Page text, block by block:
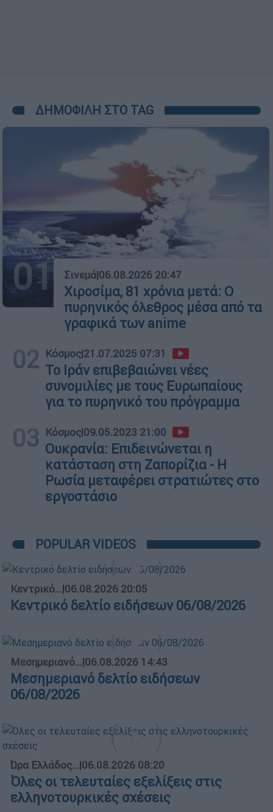
ΔΗΜΟΦΙΛΗ ΣΤΟ TAG
01 Σινεμά|06.08.2026 20:47
Χιροσίμα, 81 χρόνια μετά: Ο
πυρηνικός όλεθρος μέσα από τα
γραφικά των anime
02 Κόσμος|21.07.2025 07:31
Το Ιράν επιβεβαιώνει νέες
συνομιλίες με τους Ευρωπαίους
για το πυρηνικό του πρόγραμμα
03 Κόσμος|09.05.2023 21:00
Ουκρανία: Επιδεινώνεται η
κατάσταση στη Ζαπορίζια - Η
Ρωσία μεταφέρει στρατιώτες στο
εργοστάσιο
POPULAR VIDEOS
Κεντρικό...|06.08.2026 20:05
Κεντρικό δελτίο ειδήσεων 06/08/2026
Μεσημεριανό...|06.08.2026 14:43
Μεσημεριανό δελτίο ειδήσεων
06/08/2026
Ώρα Ελλάδος...|06.08.2026 08:20
Όλες οι τελευταίες εξελίξεις στις
ελληνοτουρκικές σχέσεις